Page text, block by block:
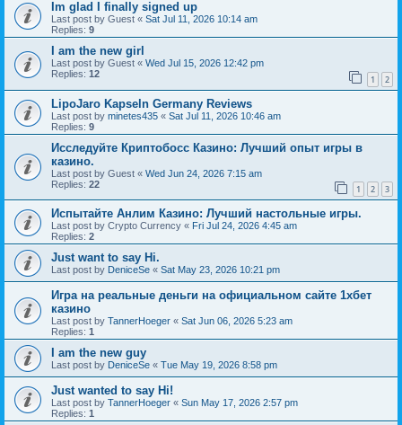
Im glad I finally signed up
Last post by Guest « Sat Jul 11, 2026 10:14 am
Replies: 9
I am the new girl
Last post by Guest « Wed Jul 15, 2026 12:42 pm
Replies: 12 1 2
LipoJaro Kapseln Germany Reviews
Last post by minetes435 « Sat Jul 11, 2026 10:46 am
Replies: 9
Исследуйте Криптобосс Казино: Лучший опыт игры в
казино.
Last post by Guest « Wed Jun 24, 2026 7:15 am
Replies: 22 1 2 3
Испытайте Анлим Казино: Лучший настольные игры.
Last post by Crypto Currency « Fri Jul 24, 2026 4:45 am
Replies: 2
Just want to say Hi.
Last post by DeniceSe « Sat May 23, 2026 10:21 pm
Игра на реальные деньги на официальном сайте 1хбет
казино
Last post by TannerHoeger « Sat Jun 06, 2026 5:23 am
Replies: 1
I am the new guy
Last post by DeniceSe « Tue May 19, 2026 8:58 pm
Just wanted to say Hi!
Last post by TannerHoeger « Sun May 17, 2026 2:57 pm
Replies: 1